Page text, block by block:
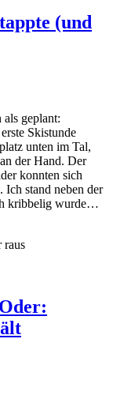
(und
als geplant:
Skistunde
unten im Tal,
der Hand. Der
konnten sich
Ich stand neben der
kribbelig wurde…
raus